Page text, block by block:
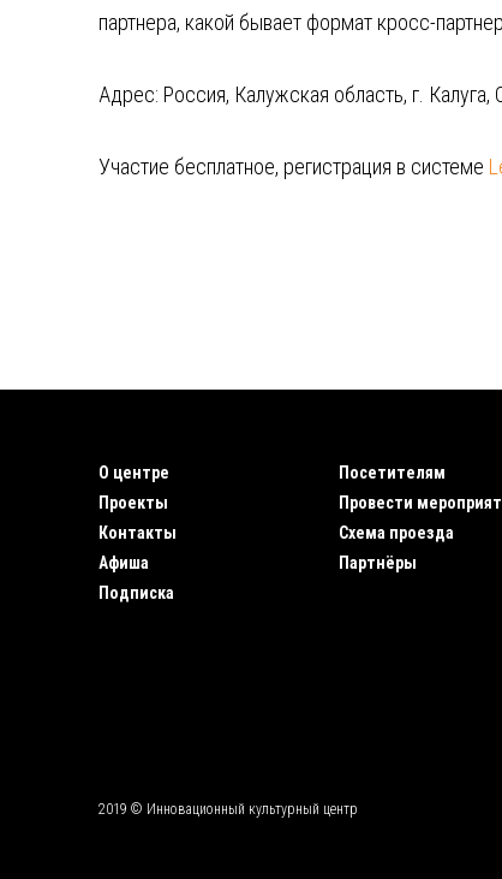
партнера, какой бывает формат кросс-
Адрес: Россия, Калужская область, г.
Участие бесплатное, регистрация в системе
О центре
Проекты
Контакты
Афиша
Подписка
Посетителям
Провести
Схема проезда
Партнёры
2019 © Инновационный культурный центр